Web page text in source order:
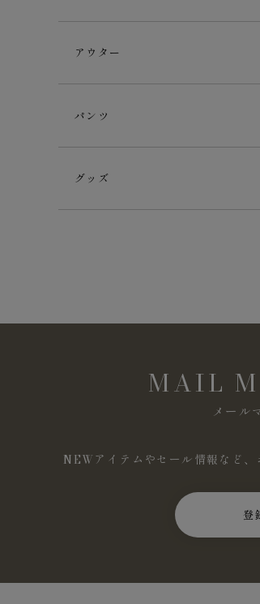
アウター
パンツ
グッズ
MAIL
メール
NEWアイテムやセール情報など、
登